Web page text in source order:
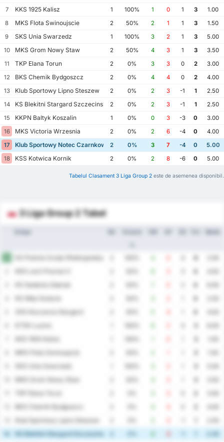
7
KKS 1925 Kalisz 1 100% 1 0 1 3
1.00
8
MKS Flota Swinoujscie 2 50% 2 1 1 3
1.50
9
SKS Unia Swarzedz 1 100% 3 2 1 3
5.00
10
MKS Grom Nowy Staw 2 50% 4 3 1 3
3.50
11
TKP Elana Torun 2 0% 3 3 0 2
3.00
12
BKS Chemik Bydgoszcz 2 0% 4 4 0 2
4.00
13
Klub Sportowy Lipno Steszew 2 0% 2 3 -1 1
2.50
14
KS Blekitni Stargard Szczecinski 2 0% 2 3 -1 1
2.50
15
KKPN Baltyk Koszalin 1 0% 0 3 -3 0
3.00
16
MKS Victoria Wrzesnia 2 0% 2 6 -4 0
4.00
17
Klub Sportowy Notec Czarnkow 2 0% 3 7 -4 0
5.00
18
KSS Kotwica Kornik 2 0% 2 8 -6 0 5.00
Tabelul Clasament 3 Liga Group 2 este de asemenea disponibil.
3 Liga Group 2 Tabel
KS Polonia Sroda Wielkopolska
KKS Lech Poznan II
KS Gedania Gdansk
KS Wda Swiecie
ZKS Kluczevia Stargard
KKS 1925 Kalisz
MKS Flota Swinoujscie
SKS Unia Swarzedz
MKS Grom Nowy Staw
TKP Elana Torun
BKS Chemik Bydgoszcz
Klub Sportowy Lipno Steszew
KS Blekitni Stargard Szczecinski